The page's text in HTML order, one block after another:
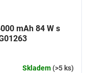
mAh 84 W s
Skladem(>5 ks)